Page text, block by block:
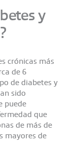
y
crónicas más
de 6
de diabetes y
sido
puede
que
de más de
mayores de